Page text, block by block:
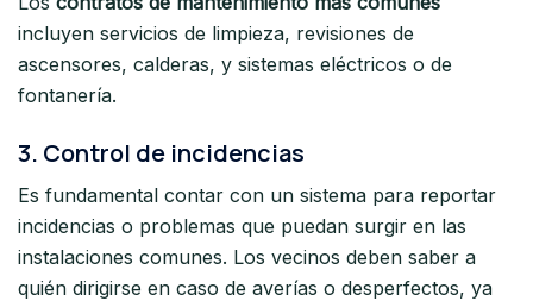
incluyen servicios de limpieza, revisiones de
ascensores, calderas, y sistemas eléctricos o de
fontanería.
3. Control de incidencias
Es fundamental contar con un sistema para reportar
incidencias o problemas que puedan surgir en las
instalaciones comunes. Los vecinos deben saber a
quién dirigirse en caso de averías o desperfectos, ya